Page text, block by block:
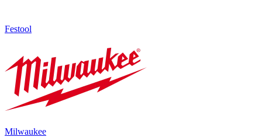
Festool
Milwaukee